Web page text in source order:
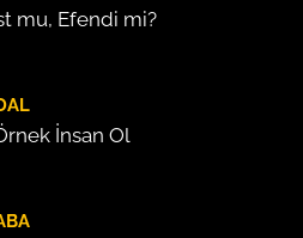
mu, Efendi mi?
İnsan Ol